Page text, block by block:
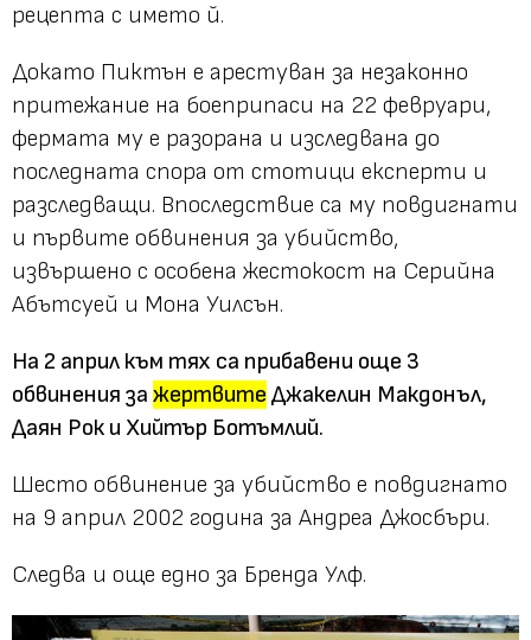
рецепта с името й.
Докато Пиктън е арестуван за незаконно
притежание на боеприпаси на 22 февруари,
фермата му е разорана и изследвана до
последната спора от стотици експерти и
разследващи. Впоследствие са му повдигнати
и първите обвинения за убийство,
извършено с особена жестокост на Серийна
Абътсуей и Мона Уилсън.
На 2 април към тях са прибавени още 3
обвинения за жертвите Джакелин Макдонъл,
Даян Рок и Хийтър Ботъмлий.
Шесто обвинение за убийство е повдигнато
на 9 април 2002 година за Андреа Джосбъри.
Следва и още едно за Бренда Улф.